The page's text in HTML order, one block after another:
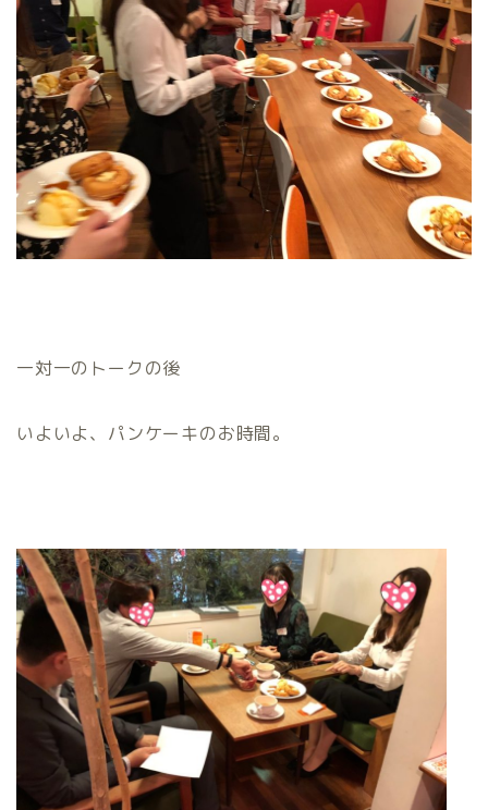
一対一のトークの後
いよいよ、パンケーキのお時間。